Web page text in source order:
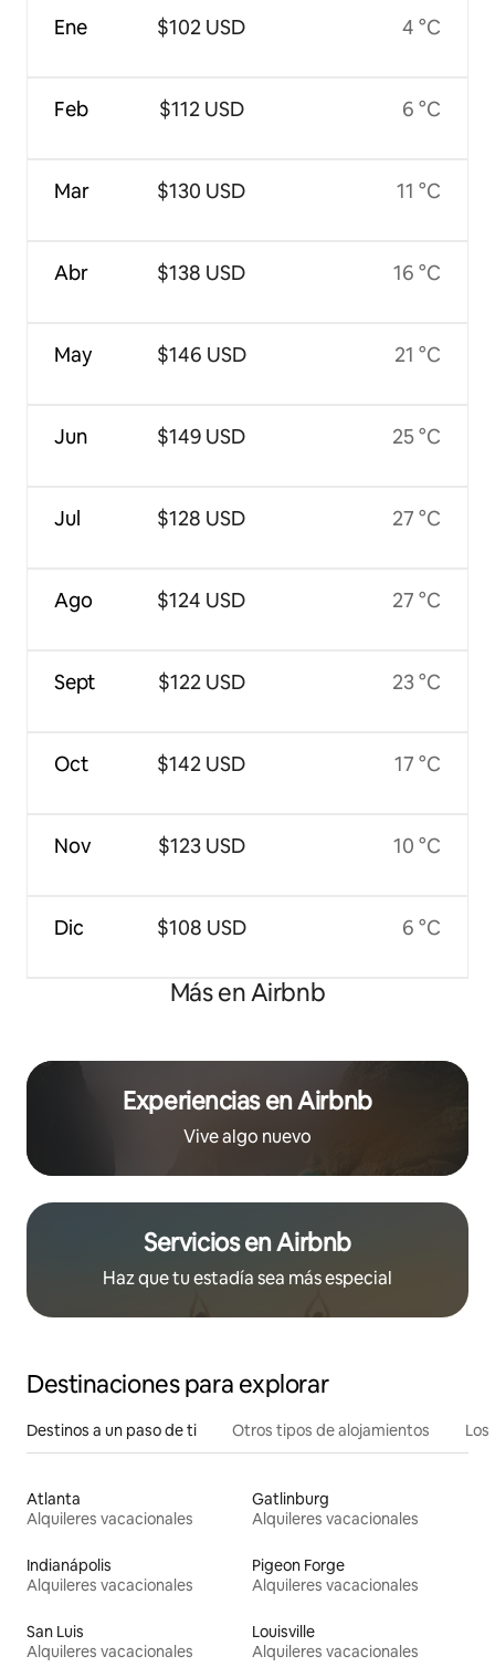
Ene
Feb
Mar
Abr
May
Jun
Jul
Ago
Sept
Oct
Nov
Dic
$102 USD
$112 USD
$130 USD
$138 USD
$146 USD
$149 USD
$128 USD
$124 USD
$122 USD
$142 USD
$123 USD
$108 USD
4 °C
6 °C
11 °C
16 °C
21 °C
25 °C
27 °C
27 °C
23 °C
17 °C
10 °C
6 °C
Más en Airbnb
Experiencias en Airbnb
Vive algo nuevo
Servicios en Airbnb
Haz que tu estadía sea más especial
Destinaciones para explorar
Destinos a un paso de ti Otros tipos de alojamientos
Atlanta
Alquileres vacacionales
Gatlinburg
Alquileres vacacionales
Indianápolis
Alquileres vacacionales
Pigeon Forge
Alquileres vacacionales
San Luis
Alquileres vacacionales
Louisville
Alquileres vacacionales